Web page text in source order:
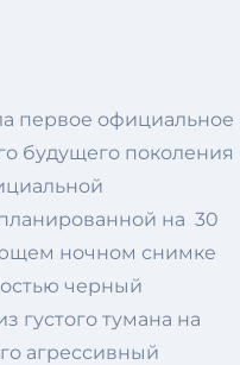
первое официальное
будущего поколения
на 30
ночном снимке
черный
тумана на
агрессивный